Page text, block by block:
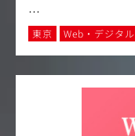
…
東京 Web・デジタル